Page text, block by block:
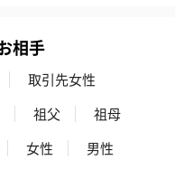
相手
取引先女性
祖父
祖母
女性
男性